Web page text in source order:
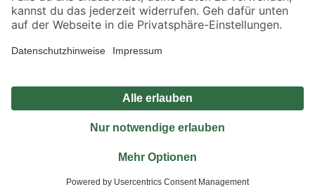
Alle Preisangaben in EUR inkl. gesetzl. MwSt.. Die dargestellten Angebote sind unter
Umständen nicht in allen Märkten verfügbar. Die angegebenen Verfügbarkeiten beziehen
Produkte nur solange der Vorrat reicht.
*Paketversand ab 59 € versandkostenfrei, gilt nicht für Artikel mit Speditionsversand, hier
Privatsphäre Impressum
Nutzungsbedingungen
Widerrufsrecht
Vertrag widerrufen
© 2026 toom Baumarkt GmbH